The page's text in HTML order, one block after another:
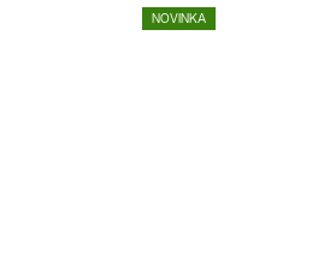
NOVINKA